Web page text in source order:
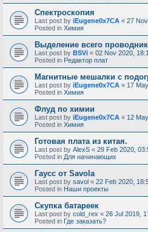
Спектроскопия
Last post by iEugene0x7CA « 27
Posted in Химия
Выделение всего
Last post by BSVi « 02 Nov 2020,
Posted in Редактор плат
Магнитные мешалки с
Last post by iEugene0x7CA « 17
Posted in Химия
Флуд по химии
Last post by iEugene0x7CA « 12
Posted in Химия
Готовая плата из китая.
Last post by AlexS « 29 Feb 2020,
Posted in Для начинающих
Гаусс от Savola
Last post by savol « 22 Feb 2020,
Posted in Наши проекты
Скупка батареек
Last post by cold_rex « 26 Jul 2019,
Posted in Где заказать?